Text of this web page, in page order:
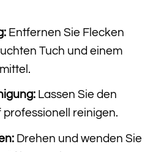
Entfernen Sie Flecken
Tuch und einem
Lassen Sie den
reinigen.
Drehen und wenden Sie